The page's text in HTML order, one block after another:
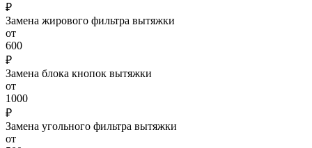
₽
Замена жирового фильтра вытяжки
от
600
₽
Замена блока кнопок вытяжки
от
1000
₽
Замена угольного фильтра вытяжки
от